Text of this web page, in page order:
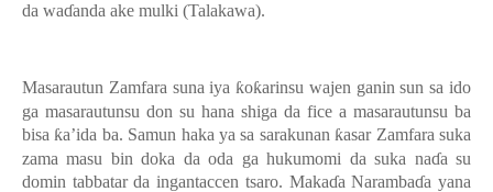
da waɗanda ake mulki (Talakawa).
Masarautun Zamfara suna iya ƙoƙarinsu wajen ganin sun sa ido
ga masarautunsu don su hana shiga da fice a masarautunsu ba
bisa ƙa’ida ba. Samun haka ya sa sarakunan ƙasar Zamfara suka
zama masu bin doka da oda ga hukumomi da suka naɗa su
domin tabbatar da ingantaccen tsaro. Makaɗa Narambaɗa yana